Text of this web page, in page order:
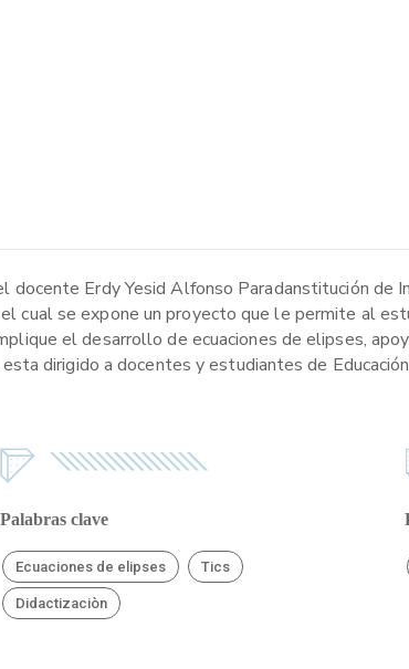
Erdy Yesid Alfonso Paradanstitución de
cual se expone un proyecto que le permite al
el desarrollo de ecuaciones de elipses,
dirigido a docentes y estudiantes de
Palabras clave
Ecuaciones de elipses Tics
Didactizaciòn